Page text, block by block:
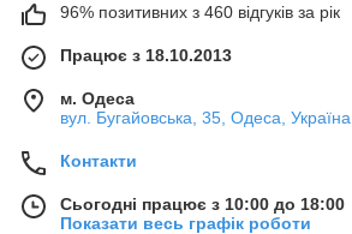
96% позитивних з 460 відгуків за рік
Працює з 18.10.2013
м. Одеса
вул. Бугайовська, 35, Одеса, Україна
Контакти
Сьогодні працює з 10:00 до 18:00
Показати весь графік роботи